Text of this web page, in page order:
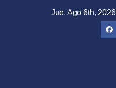
Jue. Ago 6th, 2026